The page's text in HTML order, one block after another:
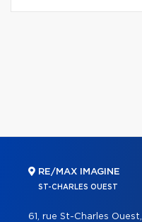
RE/MAX IMAGINE
ST-CHARLES OUEST
61, rue St-Charles Ouest,